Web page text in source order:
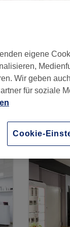
derzeit
Salons in
eigene
Wir geben
für soziale
Cookie-